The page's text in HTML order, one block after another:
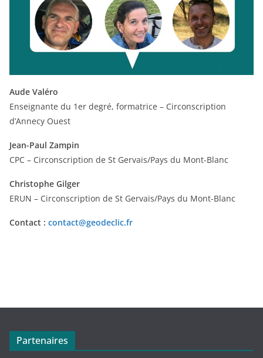
Aude Valéro
Enseignante du 1er degré, formatrice – Circonscription
d’Annecy Ouest
Jean-Paul Zampin
CPC – Circonscription de St Gervais/Pays du Mont-Blanc
Christophe Gilger
ERUN – Circonscription de St Gervais/Pays du Mont-Blanc
Contact : contact@geodeclic.fr
Partenaires